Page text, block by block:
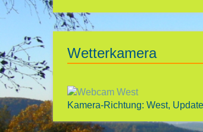
Wetterkamera
Kamera-Richtung: West,